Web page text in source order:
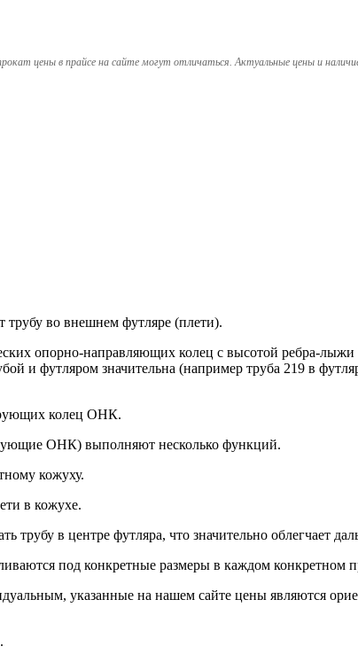
цены в прайсе на сайте могут отличаться. Актуальные цены и
во внешнем футляре (плети).
опорно-направляющих колец с высотой ребра-
и футляром значительна (например труба 219 в
колец ОНК.
ОНК) выполняют несколько функций.
кожуху.
в кожухе.
в центре футляра, что значительно облегчает
под конкретные размеры в каждом
указанные на нашем сайте цены являются